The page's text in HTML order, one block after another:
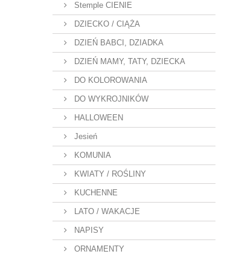
Stemple CIENIE
DZIECKO / CIĄŻA
DZIEŃ BABCI, DZIADKA
DZIEŃ MAMY, TATY, DZIECKA
DO KOLOROWANIA
DO WYKROJNIKÓW
HALLOWEEN
Jesień
KOMUNIA
KWIATY / ROŚLINY
KUCHENNE
LATO / WAKACJE
NAPISY
ORNAMENTY